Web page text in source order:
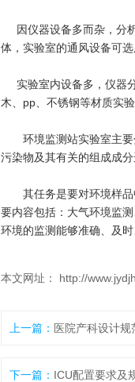
因仪器设备多而杂，分
体，实验室的通风设备可
实验室内设备多，仪器
木、pp、不锈钢等材质
环境监测站实验室主要
污染物及其有关的组成成
其任务是要对环境样品
要内容包括：大气环境监
环境的监测能够准确、及
本文网址： http://
上一篇： 医院产科设计规
下一篇： ICU配置要求及